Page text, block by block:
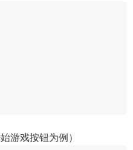
游戏按钮为例）